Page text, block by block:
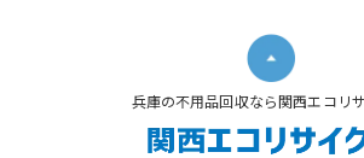
兵庫の不用品回収なら関西エコリ